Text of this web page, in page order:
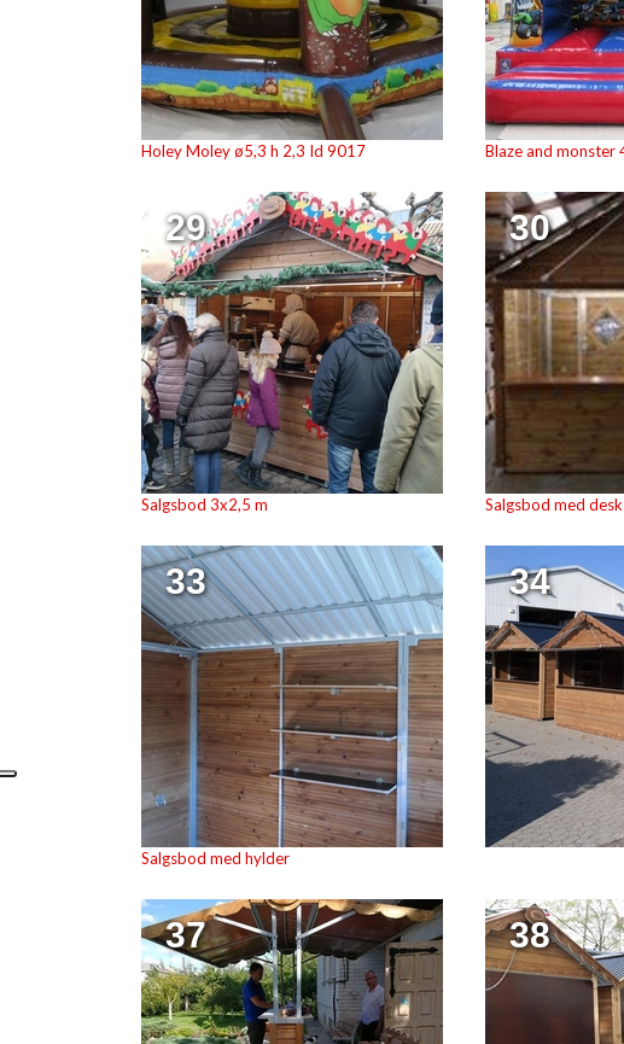
Holey Moley ø5,3 h 2,3 Id 9017 Blaze and monster
29
Salgsbod 3x2,5 m
30
Salgsbod med desk
33
Salgsbod med hylder
34
37 38